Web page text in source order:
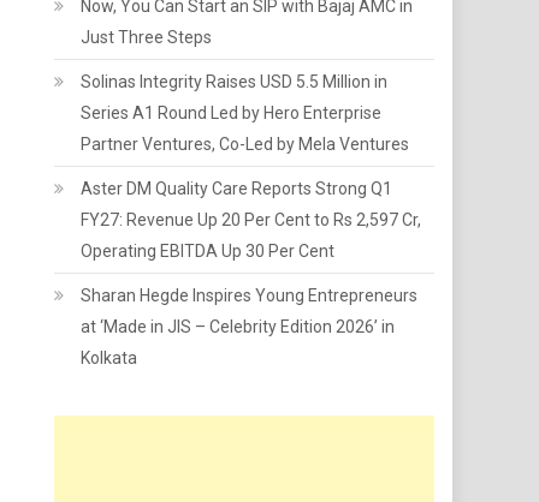
Now, You Can Start an SIP with Bajaj AMC in
Just Three Steps
Solinas Integrity Raises USD 5.5 Million in
Series A1 Round Led by Hero Enterprise
Partner Ventures, Co-Led by Mela Ventures
Aster DM Quality Care Reports Strong Q1
FY27: Revenue Up 20 Per Cent to Rs 2,597 Cr,
Operating EBITDA Up 30 Per Cent
Sharan Hegde Inspires Young Entrepreneurs
at ‘Made in JIS – Celebrity Edition 2026’ in
Kolkata